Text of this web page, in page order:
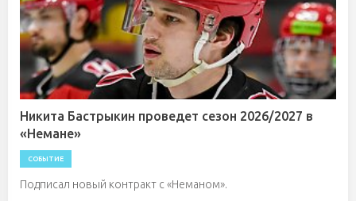
Никита Бастрыкин проведет сезон 2026/2027 в
«Немане»
СОБЫТИЕ
Подписал новый контракт с «Неманом».